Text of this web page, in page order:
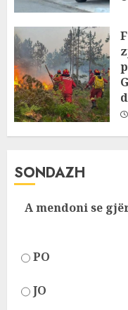
SONDAZH
A mendoni se
PO
JO